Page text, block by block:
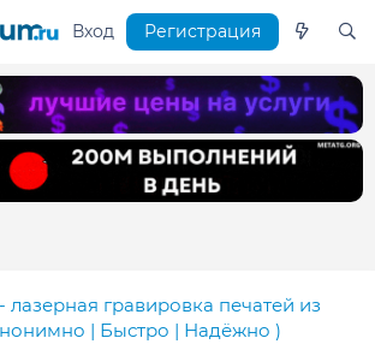
Вход Регистрация
лазерная гравировка печатей из
| Быстро | Надёжно )